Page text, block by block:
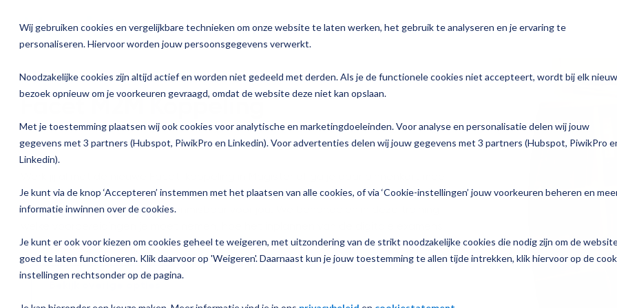
Wij gebruiken cookies en vergelijkbare technieken om onze website te laten werken, het gebruik te analyseren en je ervaring te
personaliseren. Hiervoor worden jouw persoonsgegevens verwerkt.
Noodzakelijke cookies zijn altijd actief en worden niet gedeeld met derden. Als je de functionele cookies niet accepteert, wordt bij elk nieuw
bezoek opnieuw om je voorkeuren gevraagd, omdat de website deze niet kan opslaan.
Met je toestemming plaatsen wij ook cookies voor analytische en marketingdoeleinden. Voor analyse en personalisatie delen wij jouw
gegevens met 3 partners (Hubspot, PiwikPro en Linkedin). Voor advertenties delen wij jouw gegevens met 3 partners (Hubspot, PiwikPro
Linkedin).
Je kunt via de knop ‘Accepteren’ instemmen met het plaatsen van alle cookies, of via ‘Cookie-instellingen’ jouw voorkeuren beheren en
informatie inwinnen over de cookies.
Je kunt er ook voor kiezen om cookies geheel te weigeren, met uitzondering van de strikt noodzakelijke cookies die nodig zijn om de
goed te laten functioneren. Klik daarvoor op 'Weigeren'. Daarnaast kun je jouw toestemming te allen tijde intrekken, klik hiervoor op de
instellingen rechtsonder op de pagina.
verder
Oplossingen
Magister MX
Aanmelden
Cijfertijd
Magister Zorg
Magister To do
Magister Inzicht
Voor wie
Docenten
Onderwijsondersteunend personeel
Leerlingen
Ouders
Services
Check-up
Quickscan
Applicatiebeheer
Overstappen
Trainingen
Training op jouw school
Over Magister
Actueel
Magister Journaal
Over ons
Werken bij Magister
Gebruikerspanel
Media & Pers
Facet M2M Koppeling
starten? Dan is deze online training over de ingebruikname en werking van de
nieuwe Facet M2M-koppeling onmisbaar voor jou. We behandelen in deze training
werkt en hoe je de scores verwerkt.